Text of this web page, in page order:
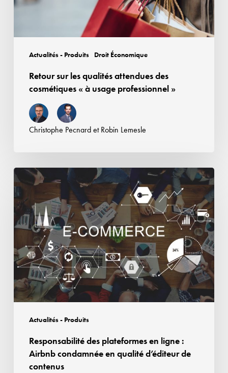
Actualités - Produits Droit Économique
«
usage
professionnel
Retour sur les qualités attendues des
cosmétiques « à usage professionnel »
Christophe PecnardetRobin Lemesle
Actualités - Produits
Responsabilité
des
plateformes
en
ligne
Airbnb
condamnée
en
qualité
d’éditeur
contenusResponsabilité des plateformes en ligne :
Airbnb condamnée en qualité d’éditeur de
contenus